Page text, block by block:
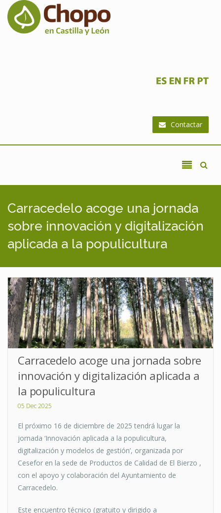
Ir al contenido principal
Contactar
Carracedelo acoge una jornada
sobre innovación y digitalización
aplicada a la populicultura
Carracedelo acoge una jornada sobre
innovación y digitalización aplicada a
la populicultura
05 Dec 2025
El próximo 16 de diciembre de 2025 tendrá lugar la
jornada ‘Innovación aplicada a la populicultura,
digitalización y modelos de gestión’, organizada por
Cesefor en la sede de Productos de Calidad de El Bierzo ,
con el apoyo y colaboración del Ayuntamiento de
Carracedelo.
Este encuentro técnico (gratuito y dirigido a